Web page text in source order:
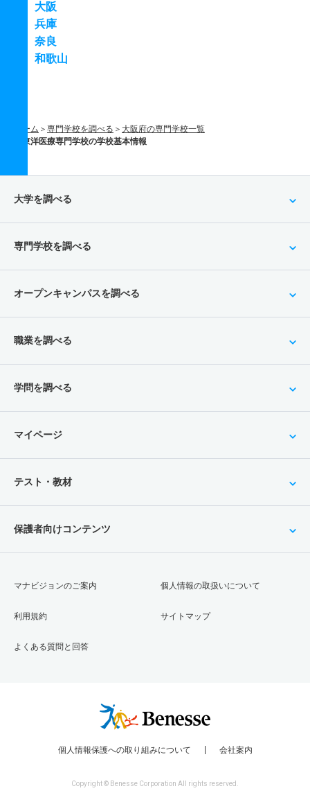
大阪
兵庫
奈良
和歌山
ホーム 専門学校を調べる
大阪府の専門学校一覧
東洋医療専門学校の学校基本情報
大学を調べる
専門学校を調べる
オープンキャンパスを調べる
職業を調べる
学問を調べる
マイページ
テスト・教材
保護者向けコンテンツ
マナビジョンのご案内
利用規約
よくある質問と回答
個人情報の取扱いについて
サイトマップ
個人情報保護への取り組みについて 会社案内
Copyright © Benesse Corporation All rights reserved.